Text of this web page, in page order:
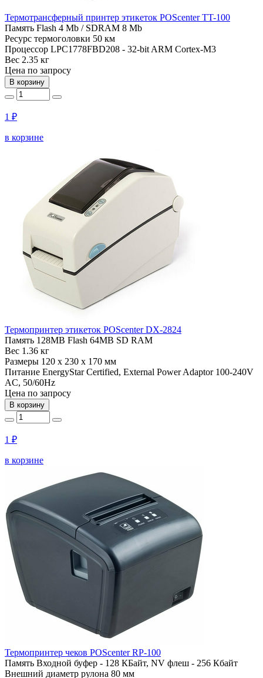
Термотрансферный принтер этикеток POScenter TT-100
Память Flash 4 Mb / SDRAM 8 Mb
Ресурс термоголовки 50 км
Процессор LPC1778FBD208 - 32-bit ARM Cortex-M3
Вес 2.35 кг
Цена по запросу
В корзину
1 ₽
в корзине
Термопринтер этикеток POScenter DX-2824
Память 128МB Flash 64MB SD RAM
Вес 1.36 кг
Размеры 120 x 230 x 170 мм
Питание EnergyStar Certified, External Power Adaptor 100-240V
AC, 50/60Hz
Цена по запросу
В корзину
1 ₽
в корзине
Термопринтер чеков POScenter RP-100
Память Входной буфер - 128 КБайт, NV флеш - 256 Кбайт
Внешний диаметр рулона 80 мм